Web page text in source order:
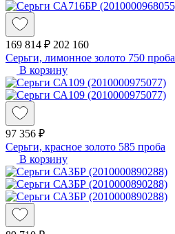
169 814 ₽ 202 160
Серьги, лимонное золото 750 проба
В корзину
97 356 ₽
Серьги, красное золото 585 проба
В корзину